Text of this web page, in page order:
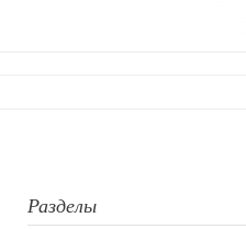
Разделы